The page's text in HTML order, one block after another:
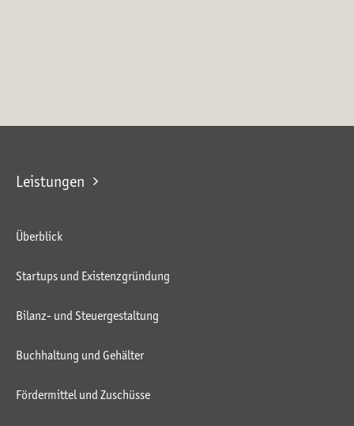
Leistungen
Überblick
Startups und Existenzgründung
Bilanz- und Steuergestaltung
Buchhaltung und Gehälter
Fördermittel und Zuschüsse